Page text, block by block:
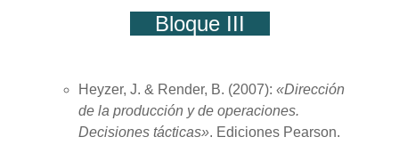
Bloque III
Heyzer, J. & Render, B. (2007): «Dirección
de la producción y de operaciones.
Decisiones tácticas». Ediciones Pearson.